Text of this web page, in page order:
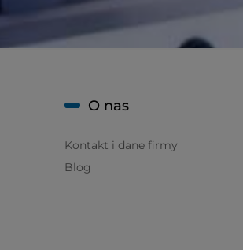
O nas
Kontakt i dane firmy
Blog